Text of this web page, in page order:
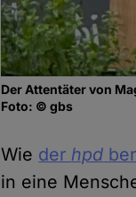
Der Attentäter von
Foto: © gbs
Wie der hpd
in eine